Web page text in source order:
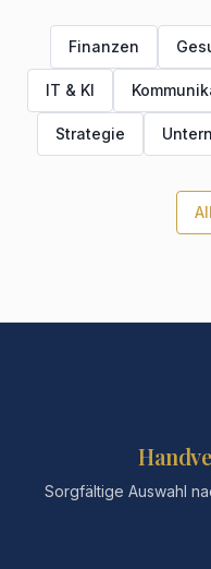
Finanzen
IT & KI
Strategie
Sorgfältige Auswahl